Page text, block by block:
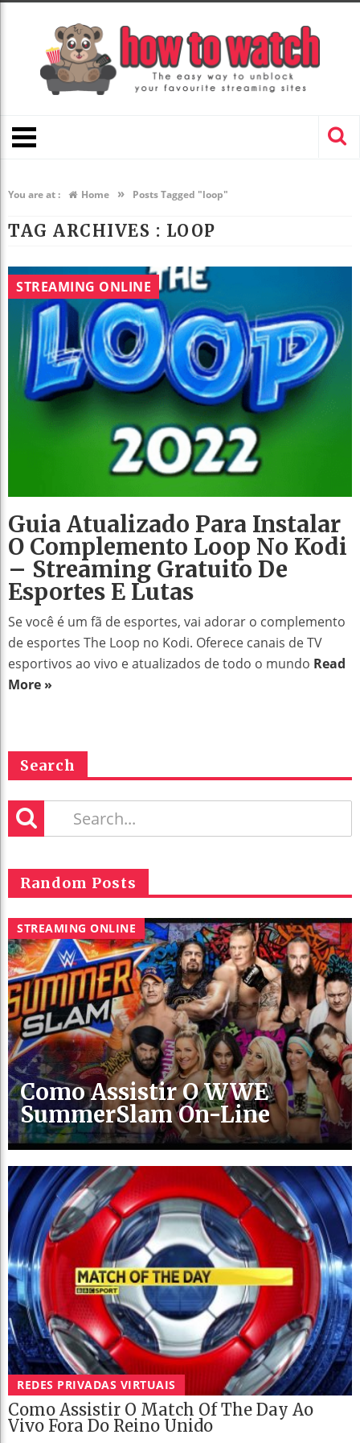
You are at : Home » Posts Tagged "loop"
TAG ARCHIVES : LOOP
STREAMING ONLINE
Guia Atualizado Para Instalar
O Complemento Loop No Kodi
– Streaming Gratuito De
Esportes E Lutas
Se você é um fã de esportes, vai adorar o complemento
de esportes The Loop no Kodi. Oferece canais de TV
esportivos ao vivo e atualizados de todo o mundo Read
More »
Search
Random Posts
STREAMING ONLINE
Como Assistir O WWE
SummerSlam On-Line
REDES PRIVADAS VIRTUAIS
Como Assistir O Match Of The Day Ao
Vivo Fora Do Reino Unido